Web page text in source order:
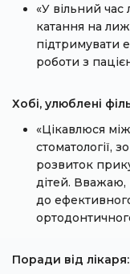
«У вільний
катання на
підтримувати
роботи з
Хобі, улюблені
«Цікавлюся
стоматології,
розвиток
дітей.
до
Поради від лікаря: